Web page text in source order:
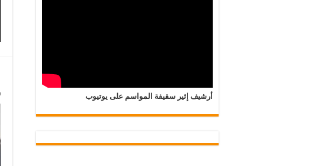
أرشيف إثير سقيفة المواسم على يوتيوب